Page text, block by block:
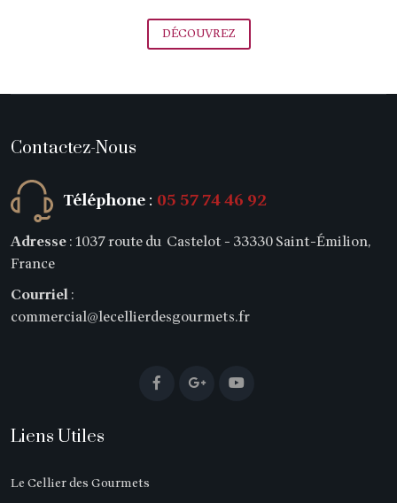
DÉCOUVREZ
Contactez-Nous
Téléphone: 05 57 74 46 92
Adresse: 1037 route du Castelot - 33330 Saint-Émilion,
France
Courriel:
commercial@lecellierdesgourmets.fr
Liens Utiles
Le Cellier des Gourmets